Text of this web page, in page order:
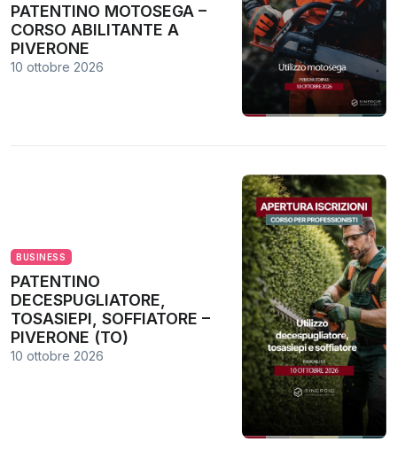
PATENTINO MOTOSEGA –
CORSO ABILITANTE A
PIVERONE
10 ottobre 2026
BUSINESS
PATENTINO
DECESPUGLIATORE,
TOSASIEPI, SOFFIATORE –
PIVERONE (TO)
10 ottobre 2026